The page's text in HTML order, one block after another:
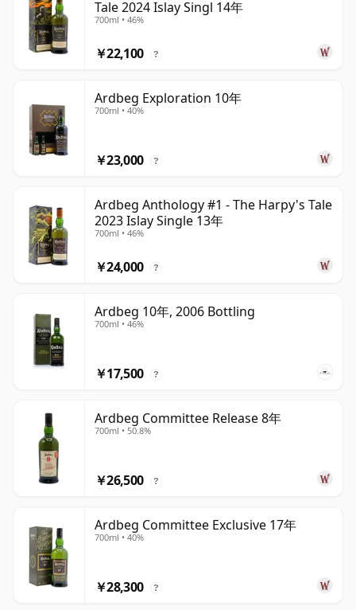
Tale 2024 Islay Singl 14年
700ml • 46%
￥22,100 ?
Ardbeg Exploration 10年
700ml • 40%
￥23,000 ?
Ardbeg Anthology #1 - The Harpy's Tale
2023 Islay Single 13年
700ml • 46%
￥24,000 ?
Ardbeg 10年, 2006 Bottling
700ml • 46%
￥17,500 ?
Ardbeg Committee Release 8年
700ml • 50.8%
￥26,500 ?
Ardbeg Committee Exclusive 17年
700ml • 40%
￥28,300 ?